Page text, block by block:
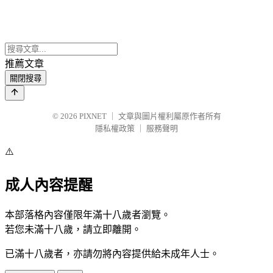
推薦文章
關閉搜尋
© 2026 PIXNET
文章與圖片權利屬原作者所有
隱私權政策
服務聲明
⚠️
成人內容提醒
本部落格內容僅限年滿十八歲者瀏覽。
若您未滿十八歲，請立即離開。
已滿十八歲者，亦請勿將內容提供給未成年人士。